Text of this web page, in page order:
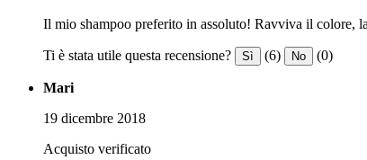
Il mio shampoo preferito in assoluto! Ravviva il colore,
Ti è stata utile questa recensione? Sì (6) No (0)
Mari
19 dicembre 2018
Acquisto verificato